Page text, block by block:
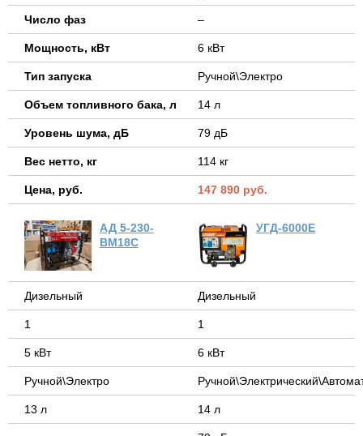
Число фаз
Мощность, кВт
Тип запуска
Объем топливного бака, л
Уровень шума, дБ
Вес нетто, кг
Цена, руб.
–
6 кВт
Ручной\Электро
14 л
79 дБ
114 кг
147 890 руб.
АД 5-230-
ВМ18C
Дизельный
1
5 кВт
Ручной\Электро
13 л
УГД-6000Е
Дизельный
1
6 кВт
14 л